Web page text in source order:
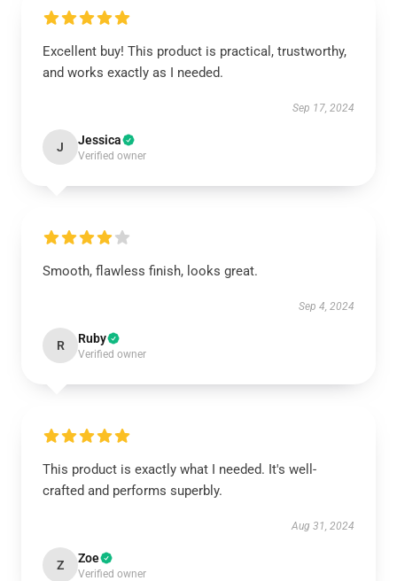
Excellent buy! This product is practical, trustworthy,
and works exactly as I needed.
Sep 17, 2024
J Jessica
Verified owner
Smooth, flawless finish, looks great.
Sep 4, 2024
R Ruby
Verified owner
This product is exactly what I needed. It's well-
crafted and performs superbly.
Aug 31, 2024
Z Zoe
Verified owner